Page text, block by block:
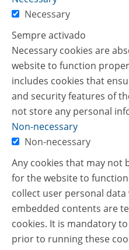
Necessary
Sempre activado
Necessary cookies are
website to function
includes cookies that
and security features of
not store any personal
Non-necessary
Non-necessary
Any cookies that may not
for the website to
collect user personal
embedded contents are
cookies. It is mandatory
prior to running these